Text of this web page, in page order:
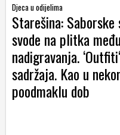
HRVATSKI
WEB
Djeca u odijelima
Starešina:
svode na plitka
nadigravanja.
sadržaja. Kao u
poodmaklu dob